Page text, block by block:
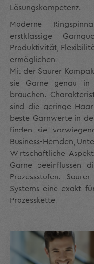
Lösungskompetenz.
Moderne
erstklassige
Produktivität,
ermöglichen.
Mit der Saurer
sie Garne genau in
brauchen.
sind die geringe
beste Garnwerte in
finden sie
Business-Hemden,
Wirtschaftliche
Garne beeinflussen
Prozessstufen.
Systems eine exakt
Prozesskette.